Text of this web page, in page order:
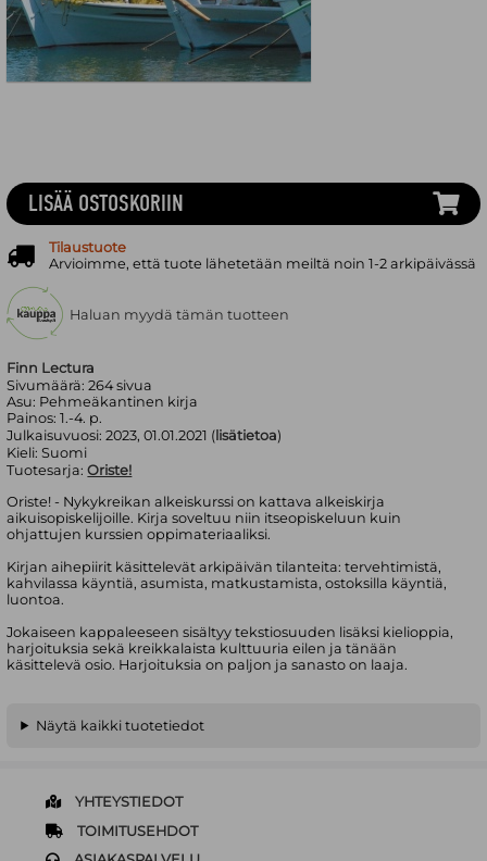
Finn Lectura
Sivumäärä:264sivua
Asu: Pehmeäkantinen kirja
Painos:1.-4. p.
Julkaisuvuosi:2023, 01.01.2021 ( lisätietoa)
Kieli:Suomi
Tuotesarja: Oriste!
Oriste! - Nykykreikan alkeiskurssi on kattava alkeiskirja
aikuisopiskelijoille. Kirja soveltuu niin itseopiskeluun kuin
ohjattujen kurssien oppimateriaaliksi.
Kirjan aihepiirit käsittelevät arkipäivän tilanteita: tervehtimistä,
kahvilassa käyntiä, asumista, matkustamista, ostoksilla käyntiä,
luontoa.
Jokaiseen kappaleeseen sisältyy tekstiosuuden lisäksi kielioppia,
harjoituksia sekä kreikkalaista kulttuuria eilen ja tänään
käsittelevä osio. Harjoituksia on paljon ja sanasto on laaja.
LISÄÄ OSTOSKORIIN
Tilaustuote
Arvioimme, että tuote lähetetään meiltä noin 1-2 arkipäivässä
Haluan myydä tämän tuotteen
Näytä kaikki tuotetiedot
YHTEYSTIEDOT
TOIMITUSEHDOT